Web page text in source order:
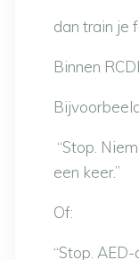
dan train je
Binnen
“Stop.
een keer.”
Of:
“Stop.